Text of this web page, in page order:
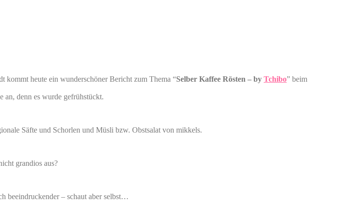
kommt heute ein wunderschöner Bericht zum Thema “Selber Kaffee Rösten – by Tchibo” beim
an, denn es wurde gefrühstückt.
Säfte und Schorlen und Müsli bzw. Obstsalat von mikkels.
grandios aus?
beeindruckender – schaut aber selbst…